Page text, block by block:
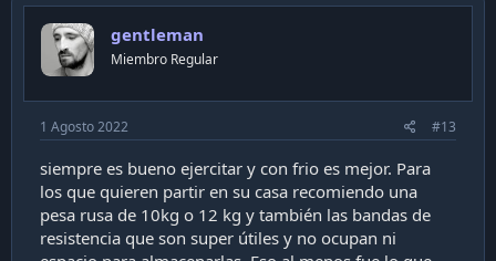
gentleman
Miembro Regular
1 Agosto 2022 #13
siempre es bueno ejercitar y con frio es mejor. Para
los que quieren partir en su casa recomiendo una
pesa rusa de 10kg o 12 kg y también las bandas de
resistencia que son super útiles y no ocupan ni